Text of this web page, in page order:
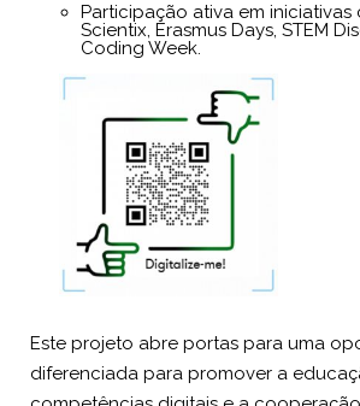
Participação ativa em iniciativas
Scientix, Erasmus Days, STEM
Coding Week.
Este projeto abre portas para uma
diferenciada para promover a